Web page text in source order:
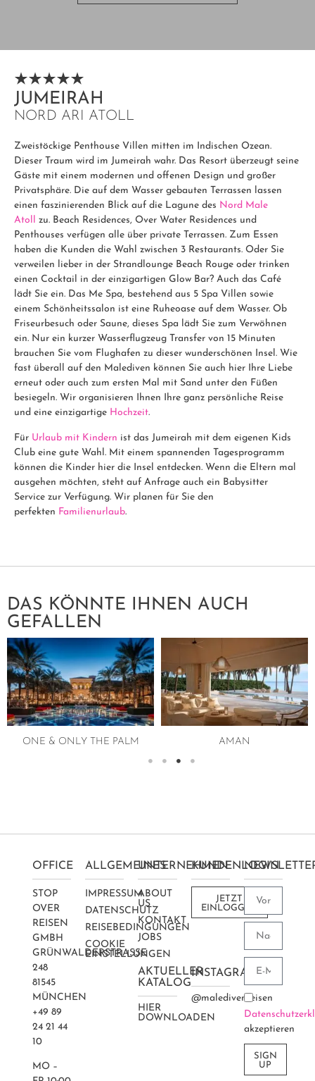
JUMEIRAH
NORD ARI ATOLL
Zweistöckige Penthouse Villen mitten im Indischen Ozean.
Dieser Traum wird im Jumeirah wahr. Das Resort überzeugt seine
Gäste mit einem modernen und offenen Design und großer
Privatsphäre. Die auf dem Wasser gebauten Terrassen lassen
einen faszinierenden Blick auf die Lagune des Nord Male
Atoll zu. Beach Residences, Over Water Residences und
Penthouses verfügen alle über private Terrassen. Zum Essen
haben die Kunden die Wahl zwischen 3 Restaurants. Oder Sie
verweilen lieber in der Strandlounge Beach Rouge oder trinken
einen Cocktail in der einzigartigen Glow Bar? Auch das Café
lädt Sie ein. Das Me Spa, bestehend aus 5 Spa Villen sowie
einem Schönheitssalon ist eine Ruheoase auf dem Wasser. Ob
Friseurbesuch oder Saune, dieses Spa lädt Sie zum Verwöhnen
ein. Nur ein kurzer Wasserflugzeug Transfer von 15 Minuten
brauchen Sie vom Flughafen zu dieser wunderschönen Insel. Wie
fast überall auf den Malediven können Sie auch hier Ihre Liebe
erneut oder auch zum ersten Mal mit Sand unter den Füßen
besiegeln. Wir organisieren Ihnen Ihre ganz persönliche Reise
und eine einzigartige Hochzeit.
Für Urlaub mit Kindern ist das Jumeirah mit dem eigenen Kids
Club eine gute Wahl. Mit einem spannenden Tagesprogramm
können die Kinder hier die Insel entdecken. Wenn die Eltern mal
ausgehen möchten, steht auf Anfrage auch ein Babysitter
Service zur Verfügung. Wir planen für Sie den
perfekten Familienurlaub.
DAS KÖNNTE IHNEN AUCH
GEFALLEN
ONE & ONLY THE PALM AMAN
OFFICE
STOP
OVER
REISEN
GMBH
GRÜNWALDERSTRASSE 2
48
81545
MÜNCHEN
+49 89
24 21 44
10
MO –
ALLGEMEINES
IMPRESSUM
DATENSCHUTZ
REISEBEDINGUNGEN
COOKIE
EINSTELLUNGEN
UNTERNEHMEN
ABOUT
US
KONTAKT
JOBS
AKTUELLER
KATALOG
HIER
DOWNLOADEN
KUNDENLOGIN
JETZT
EINLOGGEN
INSTAGRAM
@maledivenreisen
akzeptieren
SIGN
UP